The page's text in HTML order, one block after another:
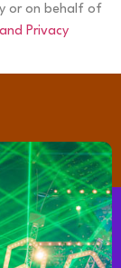
or on behalf of
Privacy